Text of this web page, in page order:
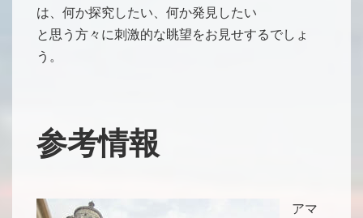
は、何か探究したい、何か発見したい
と思う方々に刺激的な眺望をお見せするでしょ
う。
参考情報
アマ